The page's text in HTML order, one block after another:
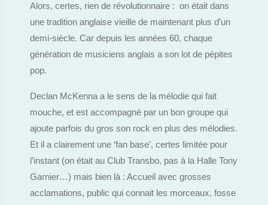
Alors, certes, rien de révolutionnaire : on était dans
une tradition anglaise vieille de maintenant plus d’un
demi-siècle. Car depuis les années 60, chaque
génération de musiciens anglais a son lot de pépites
pop.
Declan McKenna a le sens de la mélodie qui fait
mouche, et est accompagné par un bon groupe qui
ajoute parfois du gros son rock en plus des mélodies.
Et il a clairement une ‘fan base’, certes limitée pour
l’instant (on était au Club Transbo, pas à la Halle Tony
Garnier…) mais bien là : Accueil avec grosses
acclamations, public qui connait les morceaux, fosse